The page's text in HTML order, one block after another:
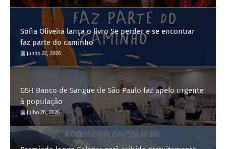
Sofia Oliveira lança o livro Se perder e se encontrar
faz parte do caminho
junho 22, 2026
GSH Banco de Sangue de São Paulo faz apelo urgente
à população
julho 26, 2026